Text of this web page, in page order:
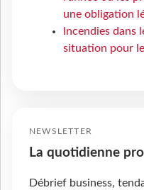
une obligation
Incendies dans
situation pour
NEWSLETTER
La quotidienne pro
Débrief business,